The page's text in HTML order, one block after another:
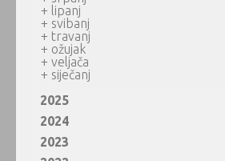
+ lipanj
+ svibanj
+ travanj
+ ožujak
+ veljača
+ siječanj
2025
2024
2023